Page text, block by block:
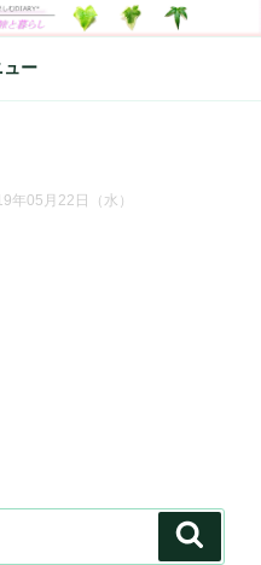
と暮らし
プルライフ、楽しい暮らしなどを
さのDIARYです
ュー
年05月22日（水）